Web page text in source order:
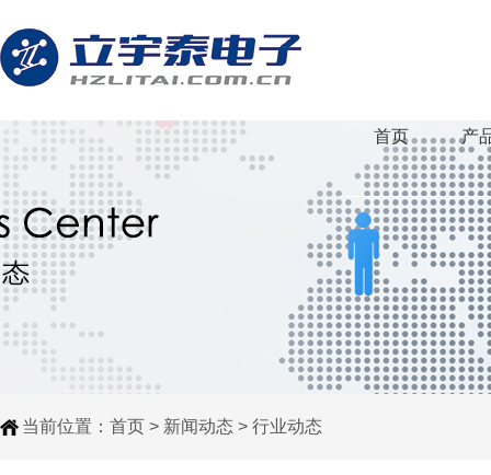
首页 产
当前位置： 首页 > 新闻动态 > 行业动态